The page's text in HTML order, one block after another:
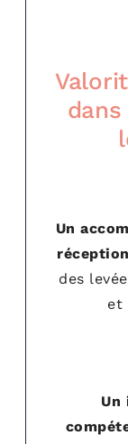
Un
des
et
Un